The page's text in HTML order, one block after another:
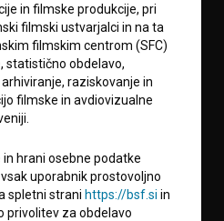
in filmske produkcije, pri
filmski ustvarjalci in na ta
filmskim centrom (SFC)
statistično obdelavo,
raziskovanje in
filmske in avdiovizualne
hrani osebne podatke
uporabnik prostovoljno
spletni strani https://bsf.si in
privolitev za obdelavo